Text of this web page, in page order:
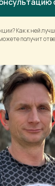
Как к ней
получит